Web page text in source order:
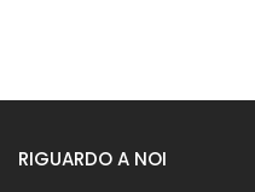
RIGUARDO A NOI